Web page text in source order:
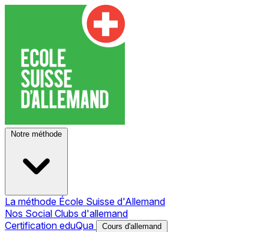
Notre méthode
La méthode École Suisse d'Allemand
Nos Social Clubs d'allemand
Certification eduQua
Cours d'allemand